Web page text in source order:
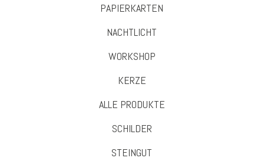
PAPIERKARTEN
NACHTLICHT
WORKSHOP
KERZE
ALLE PRODUKTE
SCHILDER
STEINGUT